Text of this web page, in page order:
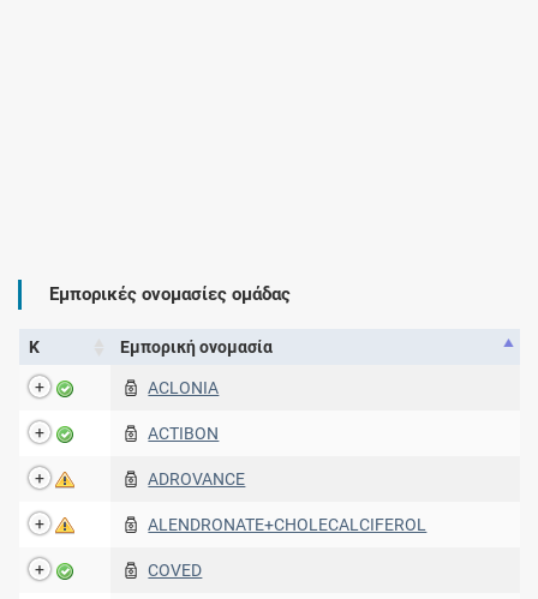
Εμπορικές ονομασίες ομάδας
Κ Εμπορική ονομασία
ACLONIA
ACTIBON
ADROVANCE
ALENDRONATE+CHOLECALCIFEROL
COVED